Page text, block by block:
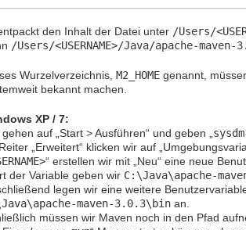
den Inhalt der Datei unter /Users/
/Users/<USERNAME>/Java/apache-maven-
Wurzelverzeichnis, M2_HOME genannt,
bekannt machen.
XP / 7:
auf „Start > Ausführen“ und geben „
„Erweitert“ klicken wir auf
“ erstellen wir mit „Neu“ eine neue
der Variable geben wir C:\Java\apache-
legen wir eine weitere
maven-3.0.3\bin an.
müssen wir Maven noch in den Pfad